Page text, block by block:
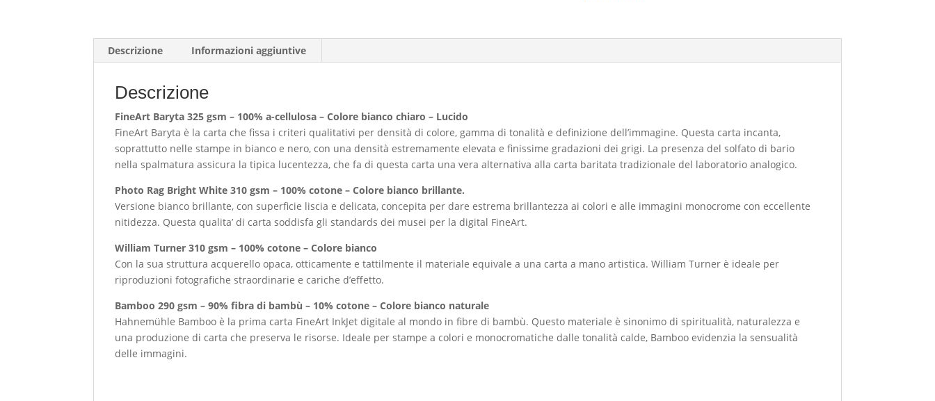
Descrizione Informazioni aggiuntive
Descrizione
FineArt Baryta 325 gsm – 100% a-cellulosa – Colore bianco chiaro – Lucido
FineArt Baryta è la carta che fissa i criteri qualitativi per densità di colore, gamma di tonalità e definizione dell’immagine. Questa carta incanta,
soprattutto nelle stampe in bianco e nero, con una densità estremamente elevata e finissime gradazioni dei grigi. La presenza del solfato di bario
nella spalmatura assicura la tipica lucentezza, che fa di questa carta una vera alternativa alla carta baritata tradizionale del laboratorio analogico.
Photo Rag Bright White 310 gsm – 100% cotone – Colore bianco brillante.
Versione bianco brillante, con superficie liscia e delicata, concepita per dare estrema brillantezza ai colori e alle immagini monocrome con eccellente
nitidezza. Questa qualita’ di carta soddisfa gli standards dei musei per la digital FineArt.
William Turner 310 gsm – 100% cotone – Colore bianco
Con la sua struttura acquerello opaca, otticamente e tattilmente il materiale equivale a una carta a mano artistica. William Turner è ideale per
riproduzioni fotografiche straordinarie e cariche d’effetto.
Bamboo 290 gsm – 90% fibra di bambù – 10% cotone – Colore bianco naturale
Hahnemühle Bamboo è la prima carta FineArt InkJet digitale al mondo in fibre di bambù. Questo materiale è sinonimo di spiritualità, naturalezza e
una produzione di carta che preserva le risorse. Ideale per stampe a colori e monocromatiche dalle tonalità calde, Bamboo evidenzia la sensualità
delle immagini.